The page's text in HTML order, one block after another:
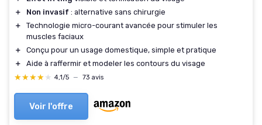
＋
Non invasif : alternative sans chirurgie
＋
Technologie micro-courant avancée pour stimuler les
muscles faciaux
＋
Conçu pour un usage domestique, simple et pratique
＋
Aide à raffermir et modeler les contours du visage
★★★★★
★★★★★ 4,1/5 — 73 avis
Voir l'offre